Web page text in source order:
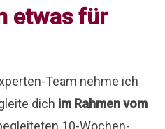
etwas für
Team nehme ich
dich im Rahmen vom